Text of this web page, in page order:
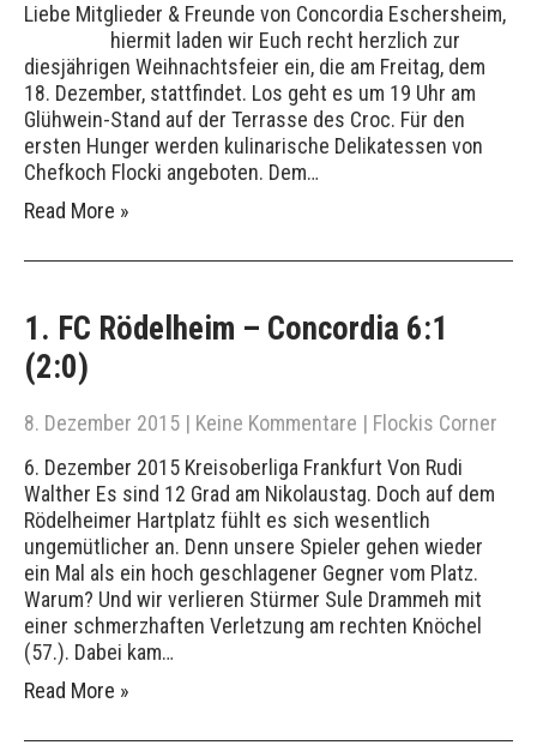
Liebe Mitglieder & Freunde von Concordia Eschersheim,
hiermit laden wir Euch recht herzlich zur
diesjährigen Weihnachtsfeier ein, die am Freitag, dem
18. Dezember, stattfindet. Los geht es um 19 Uhr am
Glühwein-Stand auf der Terrasse des Croc. Für den
ersten Hunger werden kulinarische Delikatessen von
Chefkoch Flocki angeboten. Dem…
Read More »
1. FC Rödelheim – Concordia 6:1
(2:0)
8. Dezember 2015 | Keine Kommentare | Flockis Corner
6. Dezember 2015 Kreisoberliga Frankfurt Von Rudi
Walther Es sind 12 Grad am Nikolaustag. Doch auf dem
Rödelheimer Hartplatz fühlt es sich wesentlich
ungemütlicher an. Denn unsere Spieler gehen wieder
ein Mal als ein hoch geschlagener Gegner vom Platz.
Warum? Und wir verlieren Stürmer Sule Drammeh mit
einer schmerzhaften Verletzung am rechten Knöchel
(57.). Dabei kam…
Read More »